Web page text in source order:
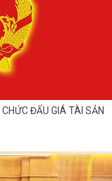
ĐẤU GIÁ TÀI SẢN